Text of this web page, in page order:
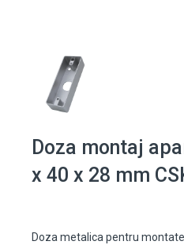
Doza montaj
x 40 x 28 mm
Doza metalica pentru